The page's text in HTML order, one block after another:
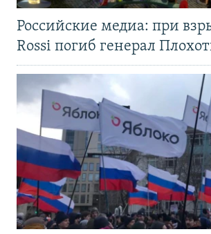
Российские медиа: при
Rossi погиб генерал